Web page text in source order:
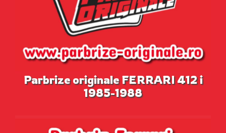
Parbrize originale FERRARI 412 i
1985-1988